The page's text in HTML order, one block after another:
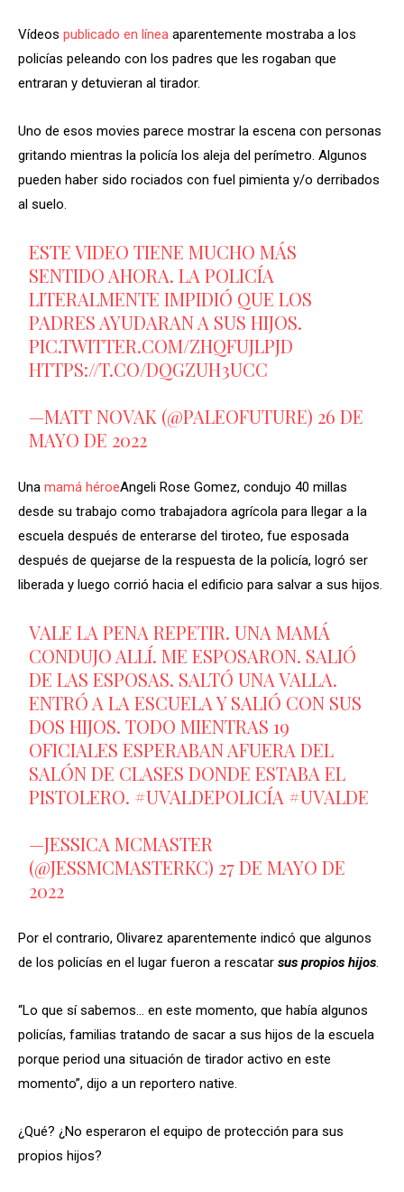
Vídeos publicado en línea aparentemente mostraba a los
policías peleando con los padres que les rogaban que
entraran y detuvieran al tirador.
Uno de esos movies parece mostrar la escena con personas
gritando mientras la policía los aleja del perímetro. Algunos
pueden haber sido rociados con fuel pimienta y/o derribados
al suelo.
ESTE VIDEO TIENE MUCHO MÁS
SENTIDO AHORA. LA POLICÍA
LITERALMENTE IMPIDIÓ QUE LOS
PADRES AYUDARAN A SUS HIJOS.
PIC.TWITTER.COM/ZHQFUJLPJD
HTTPS://T.CO/DQGZUH3UCC
—MATT NOVAK (@PALEOFUTURE) 26 DE
MAYO DE 2022
Una mamá héroeAngeli Rose Gomez, condujo 40 millas
desde su trabajo como trabajadora agrícola para llegar a la
escuela después de enterarse del tiroteo, fue esposada
después de quejarse de la respuesta de la policía, logró ser
liberada y luego corrió hacia el edificio para salvar a sus hijos.
VALE LA PENA REPETIR. UNA MAMÁ
CONDUJO ALLÍ. ME ESPOSARON. SALIÓ
DE LAS ESPOSAS. SALTÓ UNA VALLA.
ENTRÓ A LA ESCUELA Y SALIÓ CON SUS
DOS HIJOS. TODO MIENTRAS 19
OFICIALES ESPERABAN AFUERA DEL
SALÓN DE CLASES DONDE ESTABA EL
PISTOLERO. #UVALDEPOLICÍA #UVALDE
—JESSICA MCMASTER
(@JESSMCMASTERKC) 27 DE MAYO DE
2022
Por el contrario, Olivarez aparentemente indicó que algunos
de los policías en el lugar fueron a rescatar sus propios hijos.
“Lo que sí sabemos… en este momento, que había algunos
policías, familias tratando de sacar a sus hijos de la escuela
porque period una situación de tirador activo en este
momento”, dijo a un reportero native.
¿Qué? ¿No esperaron el equipo de protección para sus
propios hijos?